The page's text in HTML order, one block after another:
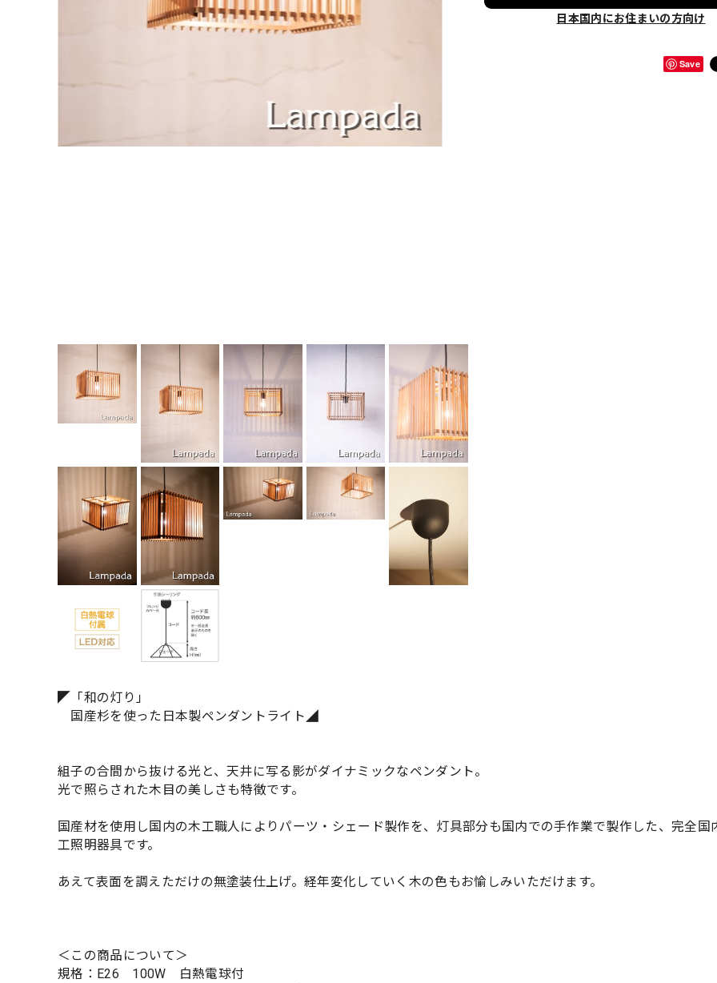
日本国内にお住まいの方向け
Save
◤「和の灯り」
国産杉を使った日本製ペンダントライト◢
組子の合間から抜ける光と、天井に写る影がダイナミックなペンダント。
光で照らされた木目の美しさも特徴です。
国産材を使用し国内の木工職人によりパーツ・シェード製作を、灯具部分も国内での手作業で製作した、完全国
工照明器具です。
あえて表面を調えただけの無塗装仕上げ。経年変化していく木の色もお愉しみいただけます。
＜この商品について＞
規格：E26 100W 白熱電球付